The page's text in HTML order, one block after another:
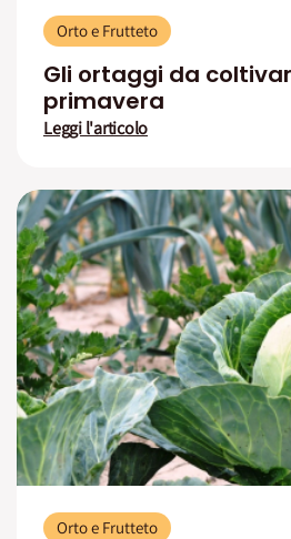
Orto e Frutteto
Gli ortaggi da
primavera
Leggi l'articolo
Orto e Frutteto